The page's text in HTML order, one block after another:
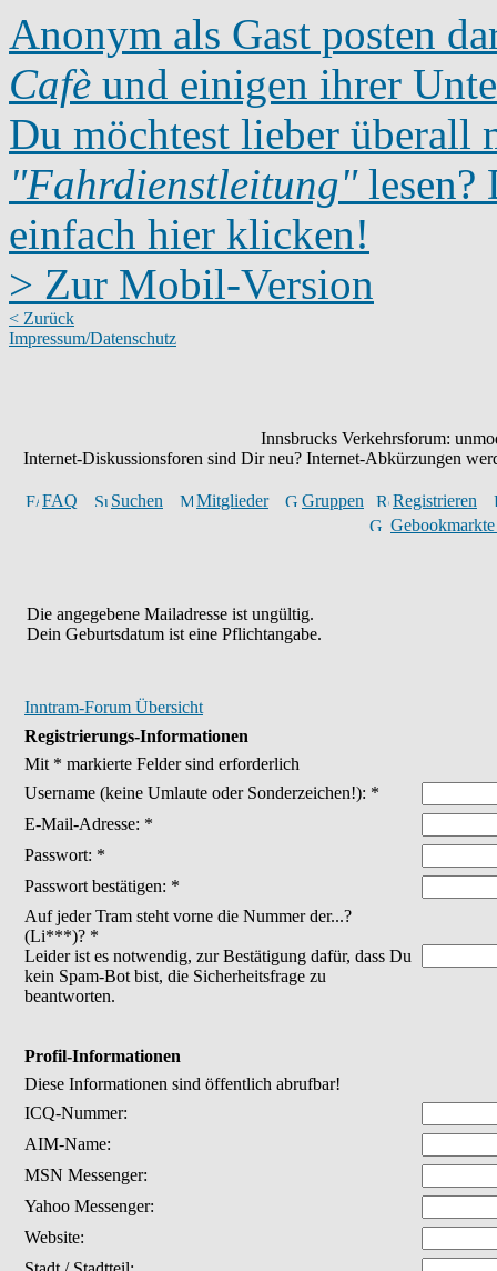
Anonym als Gast posten
Cafè und einigen ihrer
Du möchtest lieber überall
"Fahrdienstleitung"lesen?
einfach hier klicken!
> Zur Mobil-Version
< Zurück
Impressum/Datenschutz
Innsbrucks Verkehrsforum:
Internet-Diskussionsforen sind Dir neu? Internet-Abkürzungen
FAQ Suchen Mitglieder Gruppen
Registrieren
Die angegebene Mailadresse ist ungültig.
Dein Geburtsdatum ist eine Pflichtangabe.
Inntram-Forum Übersicht
Registrierungs-Informationen
Mit * markierte Felder sind erforderlich
Username (keine Umlaute oder Sonderzeichen!): *
E-Mail-Adresse: *
Passwort: *
Passwort bestätigen: *
Auf jeder Tram steht vorne die Nummer der...?
(Li***)? *
Leider ist es notwendig, zur Bestätigung dafür, dass Du
kein Spam-Bot bist, die Sicherheitsfrage zu
beantworten.
Profil-Informationen
Diese Informationen sind öffentlich abrufbar!
ICQ-Nummer:
AIM-Name:
MSN Messenger:
Yahoo Messenger:
Website: